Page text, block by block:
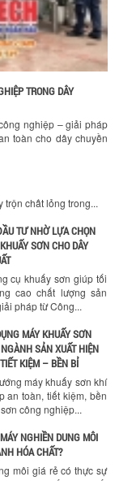
hàng
TRONG DÂY
nghiệp – giải pháp
toàn cho dây chuyền
ĐỊNH KHI CHỌN
VẬT LIỆU, DUNG TÍCH VÀ
yếu tố quan trọng khi
sơn: Vật liệu, dung tích
Giải pháp tối...
NHỮNG YẾU TỐ QUYẾT
SẢN PHẨM CUỐI
trộn chất lỏng trong...
TƯ NHỜ LỰA CHỌN
SƠN CHO DÂY
cụ khuấy sơn giúp tối
cao chất lượng sản
pháp từ Công...
MÁY KHUẤY SƠN
SẢN XUẤT HIỆN
KIỆM – BỀN BỈ
máy khuấy sơn khí
an toàn, tiết kiệm, bền
công nghiệp...
NGHIỀN DUNG MÔI
HÓA CHẤT?
môi giá rẻ có thực sự